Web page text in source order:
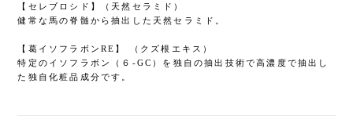
【セレブロシド】（天然セラミド）
健常な馬の脊髄から抽出した天然セラミド。
【葛イソフラボンRE】 （クズ根エキス）
特定のイソフラボン（６-GC）を独自の抽出技術で高濃度で抽出し
た独自化粧品成分です。